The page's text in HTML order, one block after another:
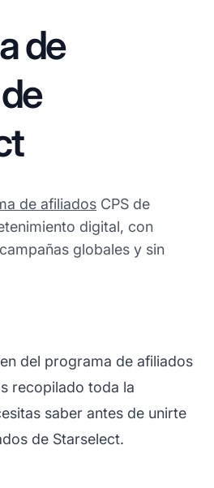
de
de afiliados CPS de
digital, con
globales y sin
del programa de afiliados
recopilado toda la
saber antes de unirte
de Starselect.